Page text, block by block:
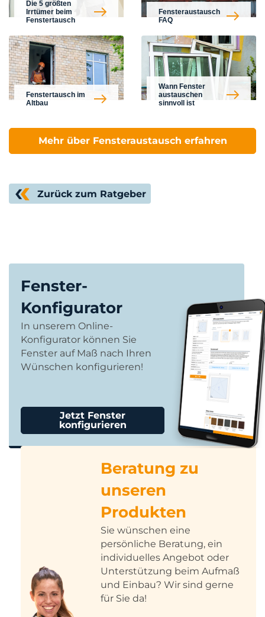
Die 5 größten
Irrtümer beim
Fenstertausch
Fensteraustausch
FAQ
Fenstertausch im
Altbau
Wann Fenster
austauschen
sinnvoll ist
Mehr über Fensteraustausch erfahren
Zurück zum Ratgeber
Fenster-
Konfigurator
In unserem Online-
Konfigurator können Sie
Fenster auf Maß nach Ihren
Wünschen konfigurieren!
Jetzt Fenster
konfigurieren
Beratung zu
unseren
Produkten
Sie wünschen eine
persönliche Beratung, ein
individuelles Angebot oder
Unterstützung beim Aufmaß
und Einbau? Wir sind gerne
für Sie da!